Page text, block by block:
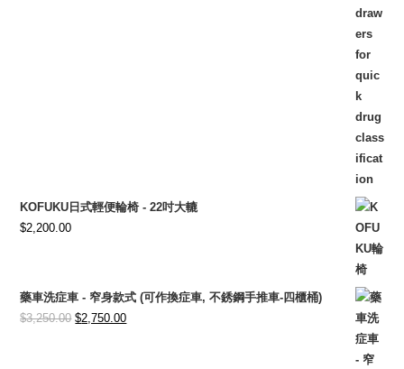
KOFUKU日式輕便輪椅 - 22吋大轆
$2,200.00
藥車洗症車 - 窄身款式 (可作換症車, 不銹鋼手推車-四櫃桶)
$3,250.00 Original
$2,750.00Current